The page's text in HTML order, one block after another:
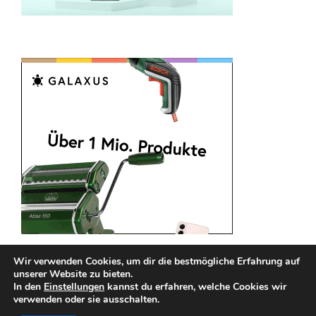
Wir verwenden Cookies, um dir die bestmögliche Erfahrung auf
unserer Website zu bieten.
In den Einstellungen kannst du erfahren, welche Cookies wir
verwenden oder sie ausschalten.